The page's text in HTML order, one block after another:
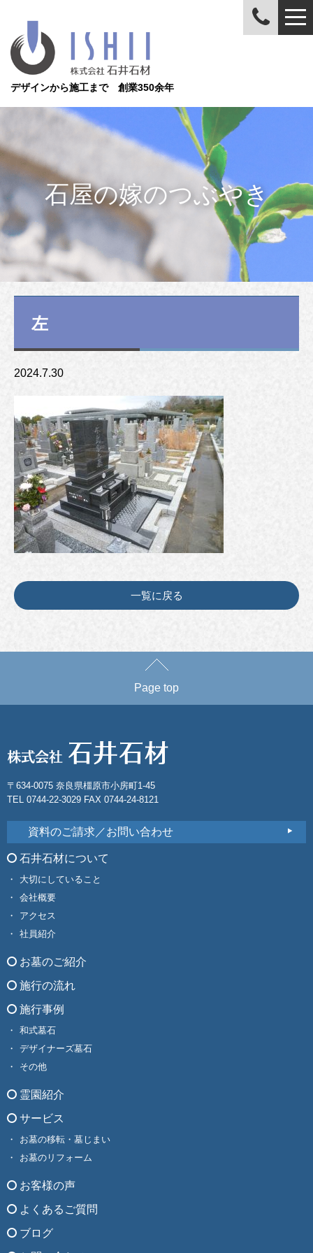
デザインから施工まで 創業350余年
石屋の嫁のつぶやき
左
2024.7.30
一覧に戻る
Page top
〒634-0075 奈良県橿原市小房町1-45
TEL 0744-22-3029 FAX 0744-24-8121
資料のご請求／お問い合わせ
石井石材について
大切にしていること
会社概要
アクセス
社員紹介
お墓のご紹介
施行の流れ
施行事例
和式墓石
デザイナーズ墓石
その他
霊園紹介
サービス
お墓の移転・墓じまい
お墓のリフォーム
お客様の声
よくあるご質問
ブログ